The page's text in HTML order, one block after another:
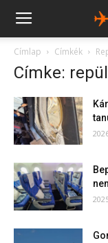
Címlap Címkék
Címke: